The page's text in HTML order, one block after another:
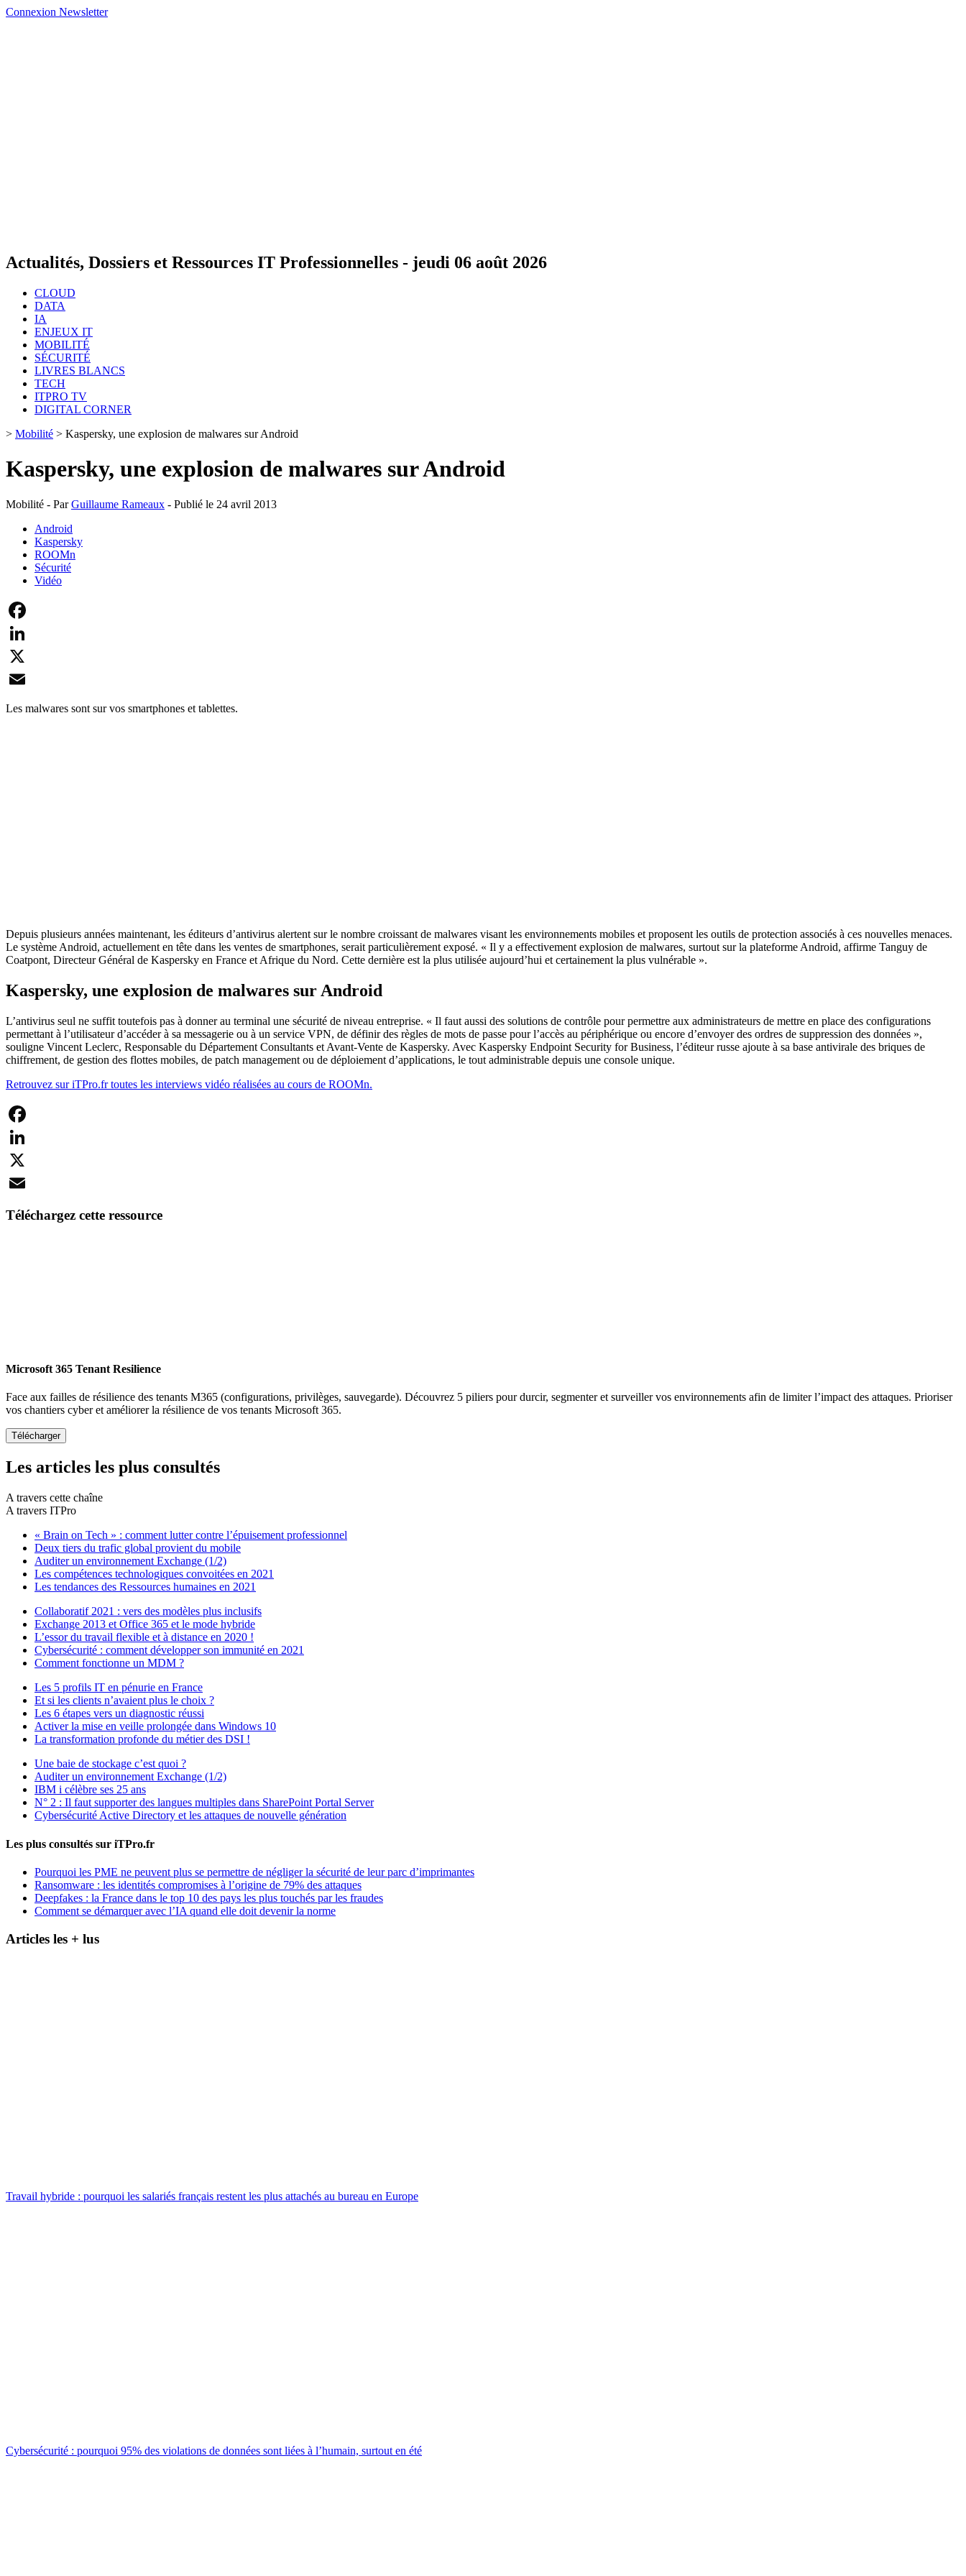
Connexion Newsletter
Actualités, Dossiers et Ressources IT Professionnelles - jeudi 06 août 2026
CLOUD
DATA
IA
ENJEUX IT
MOBILITÉ
SÉCURITÉ
LIVRES BLANCS
TECH
ITPRO TV
DIGITAL CORNER
> Mobilité > Kaspersky, une explosion de malwares sur Android
Kaspersky, une explosion de malwares sur Android
Mobilité - ParGuillaume Rameaux - Publié le 24 avril 2013
Android
Kaspersky
ROOMn
Sécurité
Vidéo
Facebook
LinkedIn
X
Email
Les malwares sont sur vos smartphones et tablettes.
Depuis plusieurs années maintenant, les éditeurs d’antivirus alertent sur le nombre croissant de malwares visant les environnements mobiles et proposent les outils de protection associés à ces nouvelles menaces.
Le système Android, actuellement en tête dans les ventes de smartphones, serait particulièrement exposé. « Il y a effectivement explosion de malwares, surtout sur la plateforme Android, affirme Tanguy de
Coatpont, Directeur Général de Kaspersky en France et Afrique du Nord. Cette dernière est la plus utilisée aujourd’hui et certainement la plus vulnérable ».
Kaspersky, une explosion de malwares sur Android
L’antivirus seul ne suffit toutefois pas à donner au terminal une sécurité de niveau entreprise. « Il faut aussi des solutions de contrôle pour permettre aux administrateurs de mettre en place des configurations
permettant à l’utilisateur d’accéder à sa messagerie ou à un service VPN, de définir des règles de mots de passe pour l’accès au périphérique ou encore d’envoyer des ordres de suppression des données »,
souligne Vincent Leclerc, Responsable du Département Consultants et Avant-Vente de Kaspersky. Avec Kaspersky Endpoint Security for Business, l’éditeur russe ajoute à sa base antivirale des briques de
chiffrement, de gestion des flottes mobiles, de patch management ou de déploiement d’applications, le tout administrable depuis une console unique.
Retrouvez sur iTPro.fr toutes les interviews vidéo réalisées au cours de ROOMn.
Facebook
LinkedIn
X
Téléchargez cette ressource
Microsoft 365 Tenant Resilience
Face aux failles de résilience des tenants M365 (configurations, privilèges, sauvegarde). Découvrez 5 piliers pour durcir, segmenter et surveiller vos environnements afin de limiter l’impact des attaques. Prioriser
vos chantiers cyber et améliorer la résilience de vos tenants Microsoft 365.
Les articles les plus consultés
A travers cette chaîne
A travers ITPro
« Brain on Tech » : comment lutter contre l’épuisement professionnel
Deux tiers du trafic global provient du mobile
Auditer un environnement Exchange (1/2)
Les compétences technologiques convoitées en 2021
Les tendances des Ressources humaines en 2021
Collaboratif 2021 : vers des modèles plus inclusifs
Exchange 2013 et Office 365 et le mode hybride
L’essor du travail flexible et à distance en 2020 !
Cybersécurité : comment développer son immunité en 2021
Comment fonctionne un MDM ?
Les 5 profils IT en pénurie en France
Et si les clients n’avaient plus le choix ?
Les 6 étapes vers un diagnostic réussi
Activer la mise en veille prolongée dans Windows 10
La transformation profonde du métier des DSI !
Une baie de stockage c’est quoi ?
Auditer un environnement Exchange (1/2)
IBM i célèbre ses 25 ans
N° 2 : Il faut supporter des langues multiples dans SharePoint Portal Server
Cybersécurité Active Directory et les attaques de nouvelle génération
Les plus consultés sur iTPro.fr
Pourquoi les PME ne peuvent plus se permettre de négliger la sécurité de leur parc d’imprimantes
Ransomware : les identités compromises à l’origine de 79% des attaques
Deepfakes : la France dans le top 10 des pays les plus touchés par les fraudes
Comment se démarquer avec l’IA quand elle doit devenir la norme
Articles les + lus
Travail hybride : pourquoi les salariés français restent les plus attachés au bureau en Europe
Cybersécurité : pourquoi 95% des violations de données sont liées à l’humain, surtout en été